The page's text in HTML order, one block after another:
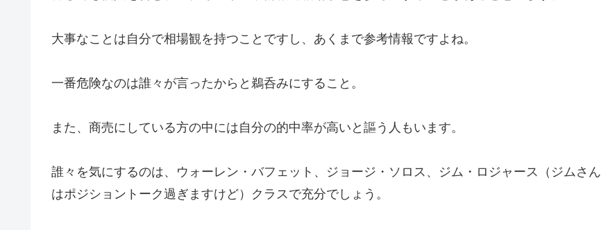
大事なことは自分で相場観を持つことですし、あくまで参考情報ですよね。
一番危険なのは誰々が言ったからと鵜呑みにすること。
また、商売にしている方の中には自分の的中率が高いと謳う人もいます。
誰々を気にするのは、ウォーレン・バフェット、ジョージ・ソロス、ジム・ロジャース（ジムさん
はポジショントーク過ぎますけど）クラスで充分でしょう。